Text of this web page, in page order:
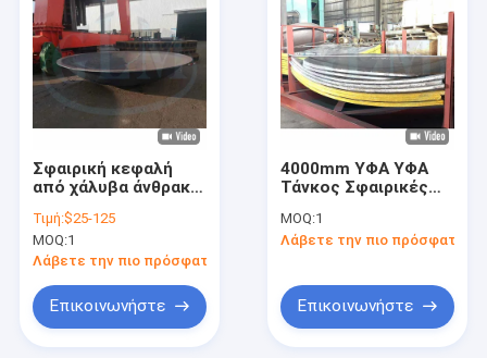
Προϊόντα
Περίπου εμείς
Γύρος εργοστασίων
Περιπτώσεις
Σφαιρική κεφαλή
από χάλυβα άνθρακα,
πίεσης
Τιμή:$25-125
MOQ:1
Λάβετε την πιο πρόσφατη τιμή
Επικοινωνήστε
4000mm ΥΦΑ ΥΦΑ
Τάνκος Σφαιρικές
σχηματισμό ASME
Τορισσφαιρικό
MOQ:1
Λάβετε την πιο πρόσφατη
Επικοινωνήστε